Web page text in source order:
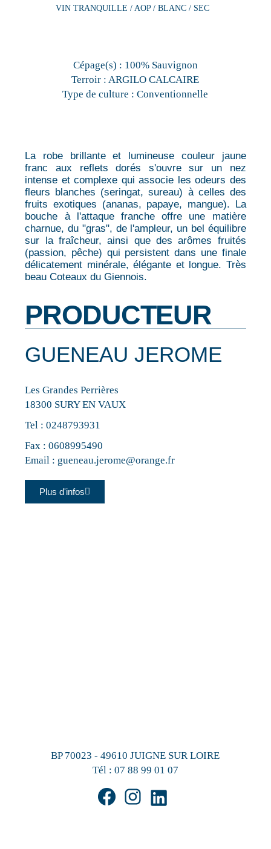
VIN TRANQUILLE / AOP / BLANC / SEC
Cépage(s) : 100% Sauvignon
Terroir : ARGILO CALCAIRE
Type de culture : Conventionnelle
La robe brillante et lumineuse couleur jaune
franc aux reflets dorés s'ouvre sur un nez
intense et complexe qui associe les odeurs des
fleurs blanches (seringat, sureau) à celles des
fruits exotiques (ananas, papaye, mangue). La
bouche à l'attaque franche offre une matière
charnue, du "gras", de l'ampleur, un bel équilibre
sur la fraîcheur, ainsi que des arômes fruités
(passion, pêche) qui persistent dans une finale
délicatement minérale, élégante et longue. Très
beau Coteaux du Giennois.
PRODUCTEUR
GUENEAU JEROME
Les Grandes Perrières
18300 SURY EN VAUX
Tel :0248793931
Fax : 0608995490
Email : gueneau.jerome@orange.fr
Plus d'infos
BP 70023 - 49610 JUIGNE SUR LOIRE
Tél : 07 88 99 01 07